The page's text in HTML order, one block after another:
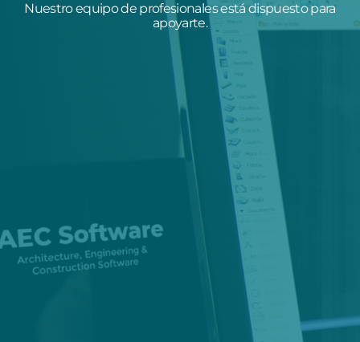
Nuestro equipo de profesionales está dispuesto para
apoyarte.